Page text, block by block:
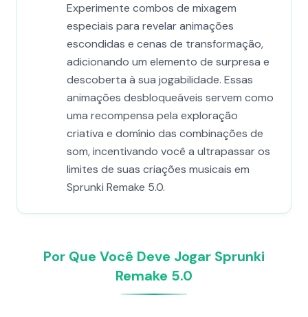
Experimente combos de mixagem
especiais para revelar animações
escondidas e cenas de transformação,
adicionando um elemento de surpresa e
descoberta à sua jogabilidade. Essas
animações desbloqueáveis servem como
uma recompensa pela exploração
criativa e domínio das combinações de
som, incentivando você a ultrapassar os
limites de suas criações musicais em
Sprunki Remake 5.0.
Por Que Você Deve Jogar Sprunki
Remake 5.0